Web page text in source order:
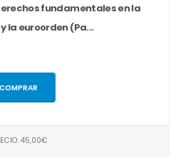
fundamentales en la
la euroorden (Pa...
COMPRAR
45,00€